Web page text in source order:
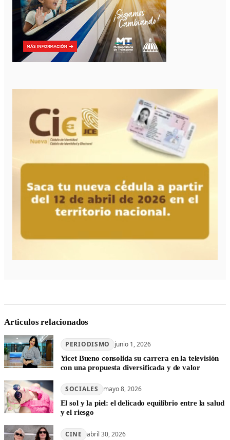
Articulos relacionados
PERIODISMO junio 1, 2026
Yicet Bueno consolida su carrera en la televisión
con una propuesta diversificada y de valor
SOCIALES mayo 8, 2026
El sol y la piel: el delicado equilibrio entre la salud
y el riesgo
CINE abril 30, 2026